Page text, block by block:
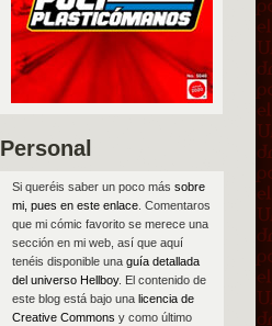
Personal
Si queréis saber un poco más sobre
mi, pues en este enlace. Comentaros
que mi cómic favorito se merece una
sección en mi web, así que aquí
tenéis disponible una guía detallada
del universo Hellboy. El contenido de
este blog está bajo una licencia de
Creative Commons y como último